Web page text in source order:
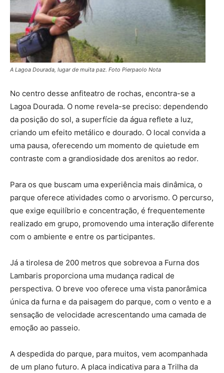
A Lagoa Dourada, lugar de muita paz. Foto Pierpaolo Nota
No centro desse anfiteatro de rochas, encontra-se a
Lagoa Dourada. O nome revela-se preciso: dependendo
da posição do sol, a superfície da água reflete a luz,
criando um efeito metálico e dourado. O local convida a
uma pausa, oferecendo um momento de quietude em
contraste com a grandiosidade dos arenitos ao redor.
Para os que buscam uma experiência mais dinâmica, o
parque oferece atividades como o arvorismo. O percurso,
que exige equilíbrio e concentração, é frequentemente
realizado em grupo, promovendo uma interação diferente
com o ambiente e entre os participantes.
Já a tirolesa de 200 metros que sobrevoa a Furna dos
Lambaris proporciona uma mudança radical de
perspectiva. O breve voo oferece uma vista panorâmica
única da furna e da paisagem do parque, com o vento e a
sensação de velocidade acrescentando uma camada de
emoção ao passeio.
A despedida do parque, para muitos, vem acompanhada
de um plano futuro. A placa indicativa para a Trilha da